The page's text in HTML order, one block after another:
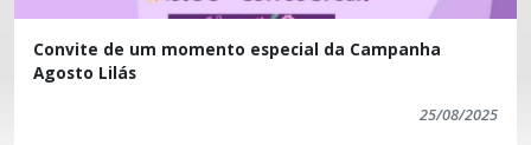
Convite de um momento especial da Campanha
Agosto Lilás
25/08/2025